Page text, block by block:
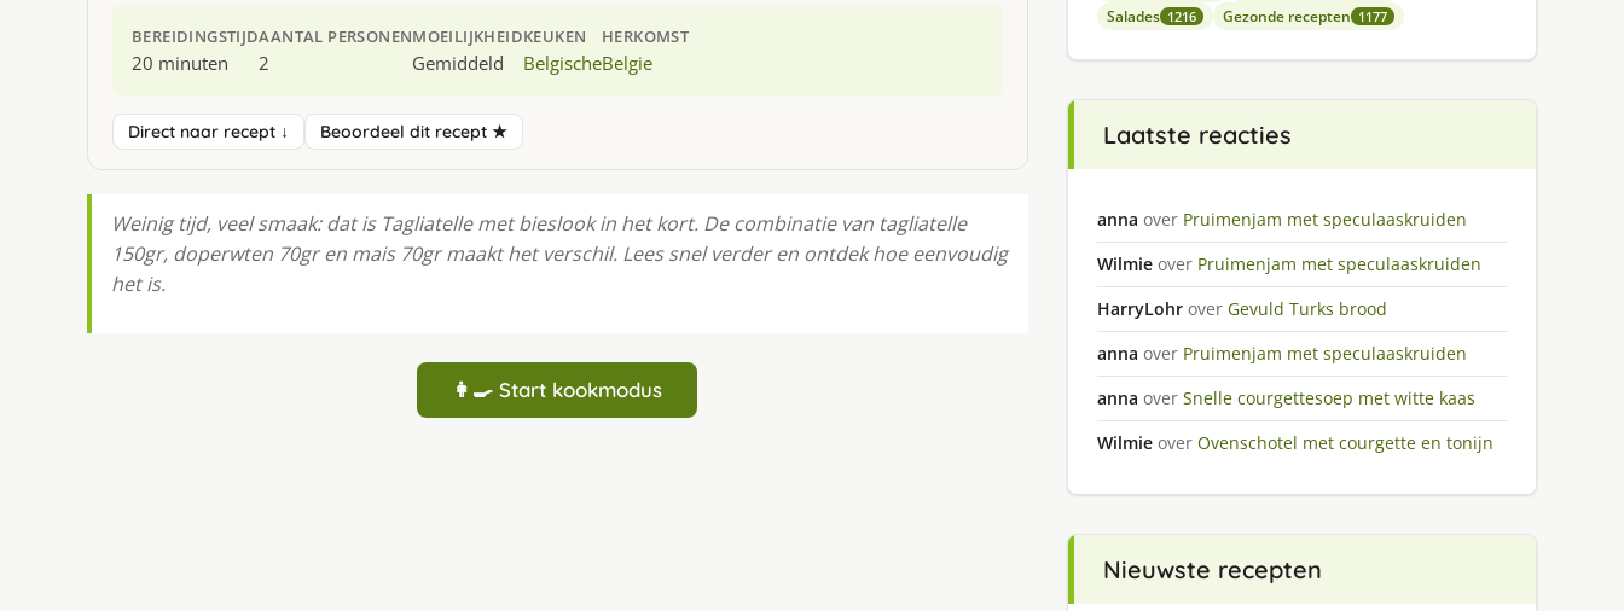
BEREIDINGSTIJD
20 minuten
AANTAL PERSONEN
2
MOEILIJKHEID
Gemiddeld
KEUKEN
Belgische
HERKOMST
Belgie
Direct naar recept ↓ Beoordeel dit recept ★
Weinig tijd, veel smaak: dat is Tagliatelle met bieslook in het kort. De combinatie van tagliatelle
150gr, doperwten 70gr en mais 70gr maakt het verschil. Lees snel verder en ontdek hoe eenvoudig
het is.
👩‍🍳 Start kookmodus
Salades 1216 Gezonde recepten 1177
Laatste reacties
anna over Pruimenjam met speculaaskruiden
Wilmie over Pruimenjam met speculaaskruiden
HarryLohr over Gevuld Turks brood
anna over Pruimenjam met speculaaskruiden
anna over Snelle courgettesoep met witte kaas
Wilmie over Ovenschotel met courgette en tonijn
Nieuwste recepten